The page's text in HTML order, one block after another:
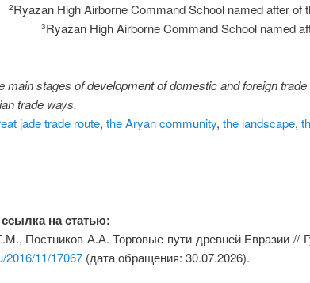
2Ryazan High Airborne Command School named after
3Ryazan High Airborne Command School named
main stages of development of domestic and foreign
trade ways.
jade trade route, the Aryan community, the landscape,
на статью:
Постников А.А. Торговые пути древней Евразии //
2016/11/17067(дата обращения: 30.07.2026).